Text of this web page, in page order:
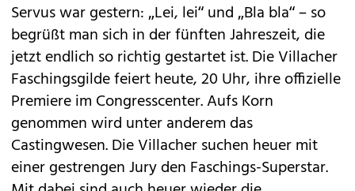
Servus war gestern: „Lei, lei“ und „Bla bla“ – so
begrüßt man sich in der fünften Jahreszeit, die
jetzt endlich so richtig gestartet ist. Die Villacher
Faschingsgilde feiert heute, 20 Uhr, ihre offizielle
Premiere im Congresscenter. Aufs Korn
genommen wird unter anderem das
Castingwesen. Die Villacher suchen heuer mit
einer gestrengen Jury den Faschings-Superstar.